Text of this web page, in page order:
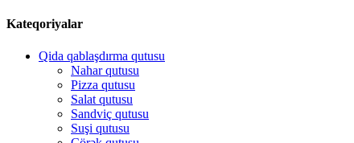
Kateqoriyalar
Qida qablaşdırma qutusu
Nahar qutusu
Pizza qutusu
Salat qutusu
Sandviç qutusu
Suşi qutusu